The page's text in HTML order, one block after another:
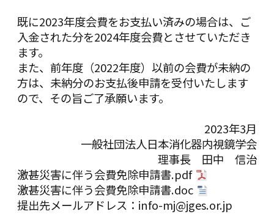
既に2023年度会費をお支払い済みの場合は、ご
入金された分を2024年度会費とさせていただき
ます。
また、前年度（2022年度）以前の会費が未納の
方は、未納分のお支払後申請を受付いたします
ので、その旨ご了承願います。
2023年3月
一般社団法人日本消化器内視鏡学会
理事長 田中 信治
激甚災害に伴う会費免除申請書.pdf
激甚災害に伴う会費免除申請書.doc
提出先メールアドレス：info-mj@jges.or.jp